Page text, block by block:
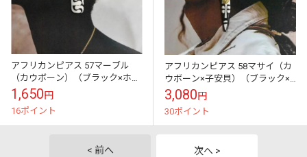
アフリカンピアス 57マーブル
（カウボーン）（ブラック×ホワ
イト）現地職人の手しごと
1,650円
16ポイント
アフリカンピアス 58マサイ（カ
ウボーン×子安貝）（ブラック×
ホワイト）現地職人の手しごと
3,080円
30ポイント
< 前へ 次へ >